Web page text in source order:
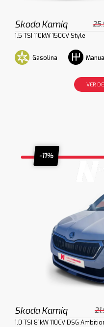
Skoda Kamiq
1.5 TSI 110kW 150CV Style
Gasolina
VER
-11%
Skoda Kamiq
1.0 TSI 81kW 110CV DSG